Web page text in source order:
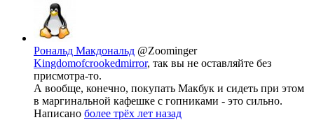
Рональд Макдональд @Zoominger
Kingdomofcrookedmirror, так вы не оставляйте без
присмотра-то.
А вообще, конечно, покупать Макбук и сидеть при этом
в маргинальной кафешке с гопниками - это сильно.
Написано более трёх лет назад